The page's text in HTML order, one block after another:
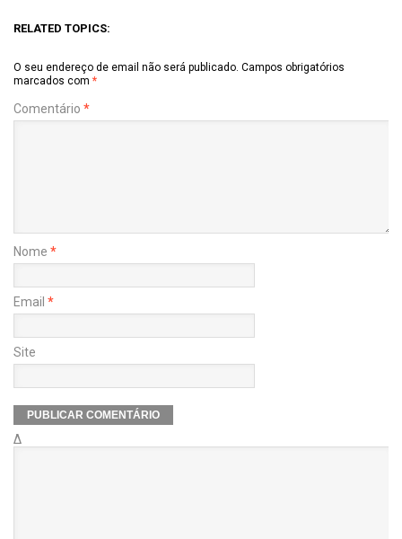
RELATED TOPICS:
O seu endereço de email não será publicado. Campos obrigatórios
marcados com *
Comentário *
Nome *
Email *
Site
Δ